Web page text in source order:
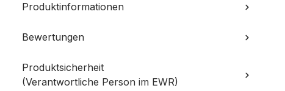
Produktinformationen
Bewertungen
Produktsicherheit
(Verantwortliche Person im EWR)